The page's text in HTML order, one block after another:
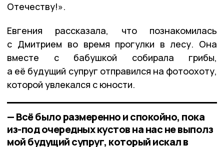
Отечеству!».
Евгения рассказала, что познакомилась
с Дмитрием во время прогулки в лесу. Она
вместе с бабушкой собирала грибы,
а её будущий супруг отправился на фотоохоту,
которой увлекался с юности.
— Всё было размеренно и спокойно, пока
из-под очередных кустов на нас не выполз
мой будущий супруг, который искал в